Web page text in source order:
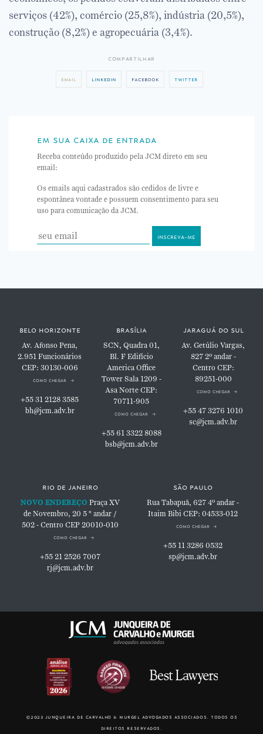
serviços (42%), comércio (25,8%), indústria (20,5%),
construção (8,2%) e agropecuária (3,4%).
compartilhar
email linkedin facebook twitter
em sua caixa de entrada
Receba conteúdo produzido pela JCM direto em seu
email:
Os emails aqui cadastrados são cedidos de livre e
espontânea vontade e possuem consentimento para seu
uso para comunicação da JCM.
belo horizonte
Av. Afonso Pena,
2.951Funcionários
CEP: 30130-006
como chegar
+55 31 2128 3585
bh@jcm.adv.br
brasília
SCN, Quadra 01,
Bl. FEdifício
America Office
TowerSala 1209 -
Asa NorteCEP:
70711-905
como chegar
+55 61 3322 8088
bsb@jcm.adv.br
jaraguá do sul
Av. Getúlio Vargas,
8272º andar -
Centro CEP:
89251-000
como chegar
+55 47 3276 1010
sc@jcm.adv.br
rio de janeiro
NOVO ENDEREÇO Praça XV
de Novembro, 20 5 ° andar /
502 - Centro CEP 20010-010
como chegar
+55 21 2526 7007
rj@jcm.adv.br
são paulo
Rua Tabapuã, 6274º andar -
Itaim BibiCEP: 04533-012
como chegar
+55 11 3286 0532
sp@jcm.adv.br
©2023 junqueira de carvalho & murgel advogados associados. todos os
direitos reservados.